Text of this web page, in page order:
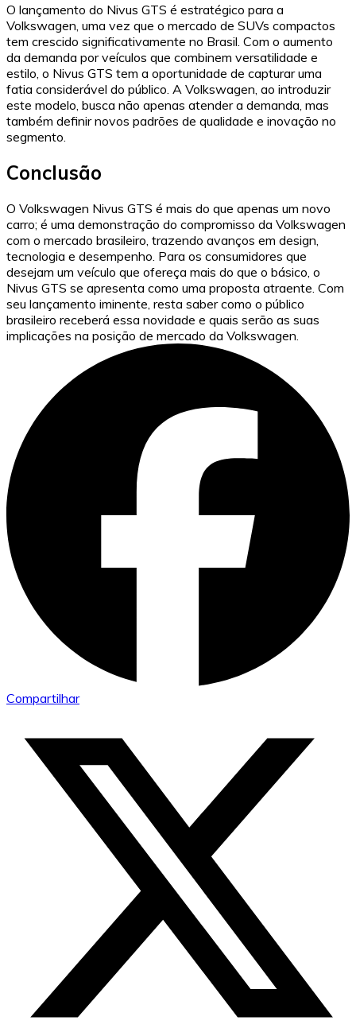
O lançamento do Nivus GTS é estratégico para a
Volkswagen, uma vez que o mercado de SUVs compactos
tem crescido significativamente no Brasil. Com o aumento
da demanda por veículos que combinem versatilidade e
estilo, o Nivus GTS tem a oportunidade de capturar uma
fatia considerável do público. A Volkswagen, ao introduzir
este modelo, busca não apenas atender a demanda, mas
também definir novos padrões de qualidade e inovação no
segmento.
Conclusão
O Volkswagen Nivus GTS é mais do que apenas um novo
carro; é uma demonstração do compromisso da Volkswagen
com o mercado brasileiro, trazendo avanços em design,
tecnologia e desempenho. Para os consumidores que
desejam um veículo que ofereça mais do que o básico, o
Nivus GTS se apresenta como uma proposta atraente. Com
seu lançamento iminente, resta saber como o público
brasileiro receberá essa novidade e quais serão as suas
implicações na posição de mercado da Volkswagen.
Compartilhar